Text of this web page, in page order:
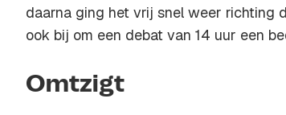
daarna ging het vrij snel weer richting
ook bij om een debat van 14 uur een
Omtzigt